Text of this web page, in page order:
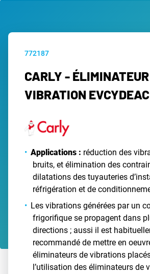
772187
CARLY -
VIBRATION
Applications : réduction des
bruits, et élimination des
dilatations des tuyauteries
réfrigération et de
Les vibrations générées par un
frigorifique se propagent dans
directions ; aussi il est
recommandé de mettre en
éliminateurs de vibrations
l’utilisation des éliminateurs de